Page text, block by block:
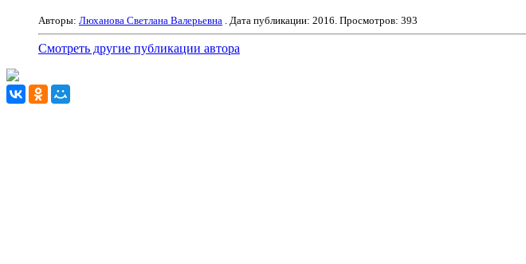
Авторы: Люханова Светлана Валерьевна . Дата публикации: 2016 . Просмотров: 393
Смотреть другие публикации автора